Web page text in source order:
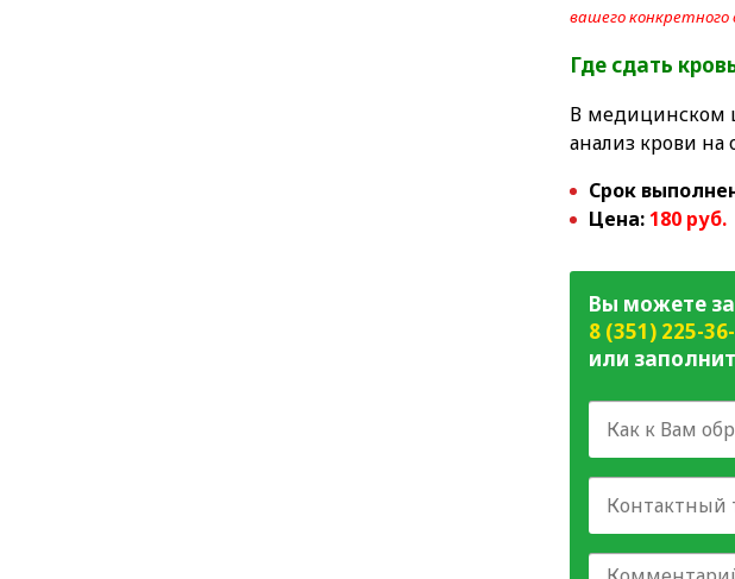
вашего конкретного
Где сдать
В медицинском
анализ крови
Срок
Цена: 180 руб.
Вы можете
8 (351) 225-
или